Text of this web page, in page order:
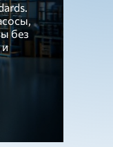
без
и